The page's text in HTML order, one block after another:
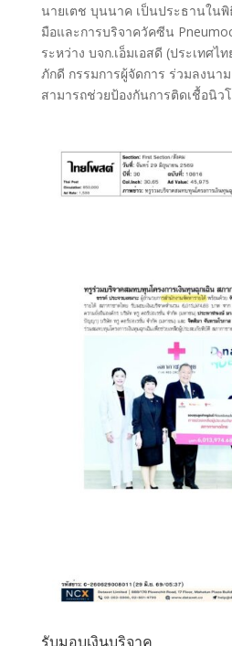
นายเตช บุนนาค เป็นประธานใน
มือและการบริจาควัคซีน
ระหว่าง บจก.เอ็มเอสดี (ประเทศไ
ภักดี กรรมการผู้จัดการ ร่วมลงนา
สามารถช่วยป้องกันการติดเชื้อนิว
รับมอบเงินบริจาค